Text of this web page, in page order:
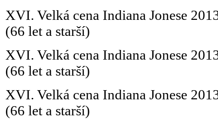
XVI. Velká cena Indiana Jonese
(66 let a starší)
XVI. Velká cena Indiana Jonese
(66 let a starší)
XVI. Velká cena Indiana Jonese
(66 let a starší)